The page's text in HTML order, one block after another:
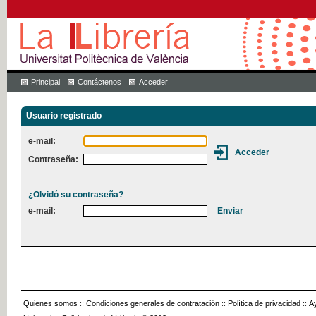
Principal Contáctenos Acceder
Usuario registrado
e-mail:
Contraseña:
¿Olvidó su contraseña?
e-mail:
Quienes somos :: Condiciones generales de contratación :: Política de privacidad ::